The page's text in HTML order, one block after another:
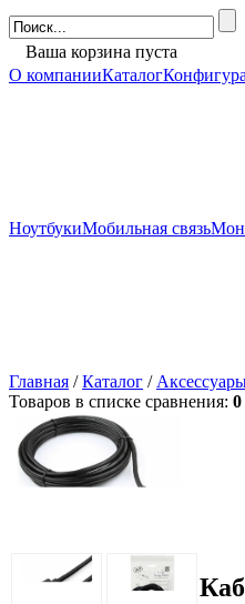
Ваша корзина пуста
О компанииКаталог
НоутбукиМобильная связь
Главная /Каталог /
Товаров в списке сравнения: 0